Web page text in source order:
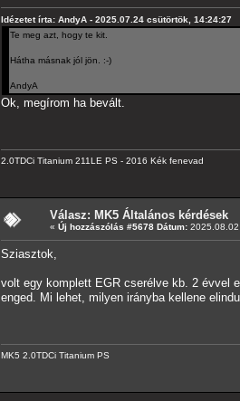
Idézetet írta: AndyA - 2025.07.24 csütörtök, 14:24:27
Te meg azt, hogy te kit.
Hátha másnak jól jön. :-)
AndyA
Ok, megírom ha bevált.
2.0TDCi Titanium 211LE PS - 2016 Kék fenevad
Válasz: MK5 Általános kérdések
« Új hozzászólás #5678 Dátum:
Sziasztok,
volt egy komplett EGR cserélve kb. 2 évvel
enged. Mi lehet, milyen irányba kellene
MK5 2.0TDCi Titanium PS